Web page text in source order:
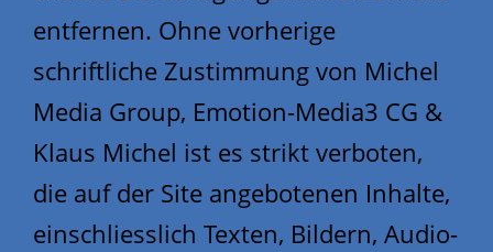
entfernen. Ohne vorherige
schriftliche Zustimmung von Michel
Media Group, Emotion-Media3 CG &
Klaus Michel ist es strikt verboten,
die auf der Site angebotenen Inhalte,
einschliesslich Texten, Bildern, Audio-